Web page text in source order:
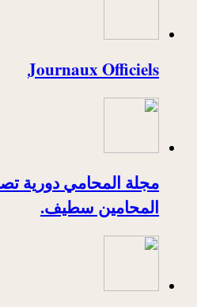
Journaux Officiels
مجلة المحامي دورية
المحامين سطيف.